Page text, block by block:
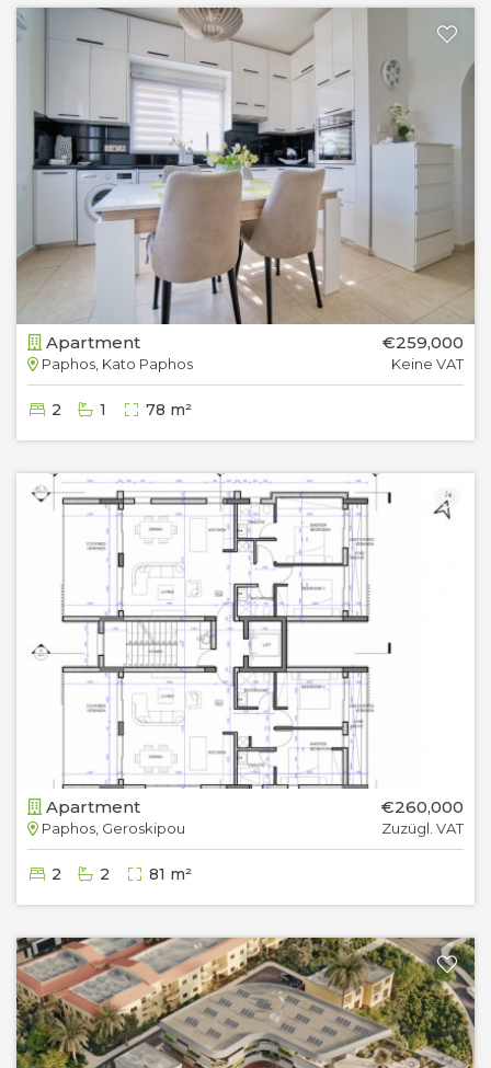
Apartment
Paphos, Kato Paphos
€259,000
Keine VAT
2 1 78 m²
Apartment
Paphos, Geroskipou
€260,000
Zuzügl. VAT
2 2 81 m²